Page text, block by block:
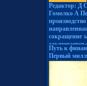
Валентина
Редактор: Д
Гомолко А
сокращение
заключается
линии,
виды
которое
Путь к
Первый